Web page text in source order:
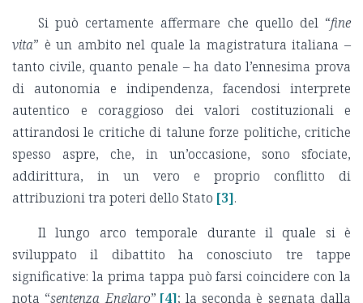
Si può certamente affermare che quello del “fine
vita” è un ambito nel quale la magistratura italiana –
tanto civile, quanto penale – ha dato l’ennesima prova
di autonomia e indipendenza, facendosi interprete
autentico e coraggioso dei valori costituzionali e
attirandosi le critiche di talune forze politiche, critiche
spesso aspre, che, in un’occasione, sono sfociate,
addirittura, in un vero e proprio conflitto di
attribuzioni tra poteri dello Stato [3].
Il lungo arco temporale durante il quale si è
sviluppato il dibattito ha conosciuto tre tappe
significative: la prima tappa può farsi coincidere con la
nota “sentenza Englaro” [4]; la seconda è segnata dalla